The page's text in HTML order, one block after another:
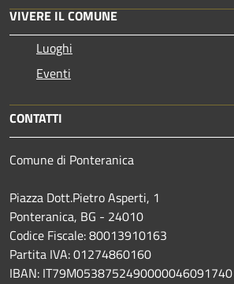
VIVERE IL COMUNE
Luoghi
Eventi
CONTATTI
Comune di Ponteranica
Piazza Dott.Pietro Asperti, 1
Ponteranica, BG - 24010
Codice Fiscale: 80013910163
Partita IVA: 01274860160
IBAN: IT79M0538752490000046091740